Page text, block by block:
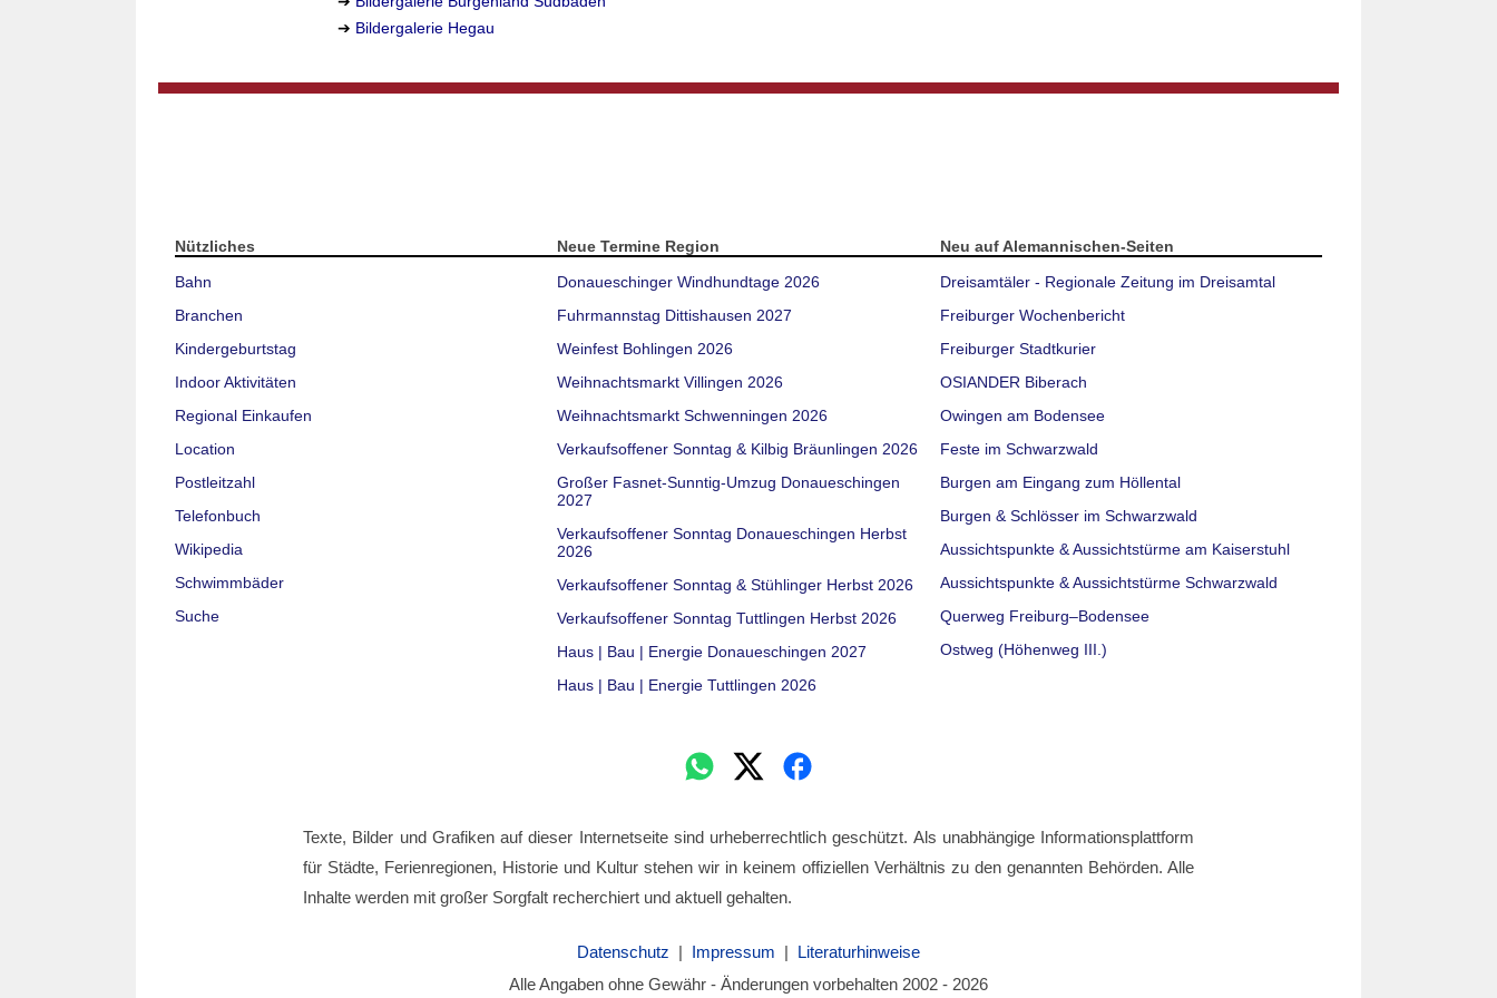
➔ Bildergalerie Hegau
Nützliches
Bahn
Branchen
Kindergeburtstag
Indoor Aktivitäten
Regional Einkaufen
Location
Postleitzahl
Telefonbuch
Wikipedia
Schwimmbäder
Suche
Neue Termine Region
Donaueschinger Windhundtage 2026
Fuhrmannstag Dittishausen 2027
Weinfest Bohlingen 2026
Weihnachtsmarkt Villingen 2026
Weihnachtsmarkt Schwenningen 2026
Verkaufsoffener Sonntag & Kilbig Bräunlingen 2026
Großer Fasnet-Sunntig-Umzug Donaueschingen
2027
Verkaufsoffener Sonntag Donaueschingen Herbst
2026
Verkaufsoffener Sonntag & Stühlinger Herbst 2026
Verkaufsoffener Sonntag Tuttlingen Herbst 2026
Haus | Bau | Energie Donaueschingen 2027
Haus | Bau | Energie Tuttlingen 2026
Neu auf Alemannischen-Seiten
Dreisamtäler - Regionale Zeitung im Dreisamtal
Freiburger Wochenbericht
Freiburger Stadtkurier
OSIANDER Biberach
Owingen am Bodensee
Feste im Schwarzwald
Burgen am Eingang zum Höllental
Burgen & Schlösser im Schwarzwald
Aussichtspunkte & Aussichtstürme am Kaiserstuhl
Aussichtspunkte & Aussichtstürme Schwarzwald
Querweg Freiburg–Bodensee
Ostweg (Höhenweg III.)
Texte, Bilder und Grafiken auf dieser Internetseite sind urheberrechtlich geschützt. Als unabhängige Informationsplattform
für Städte, Ferienregionen, Historie und Kultur stehen wir in keinem offiziellen Verhältnis zu den genannten Behörden. Alle
Inhalte werden mit großer Sorgfalt recherchiert und aktuell gehalten.
Datenschutz | Impressum | Literaturhinweise
Alle Angaben ohne Gewähr - Änderungen vorbehalten 2002 - 2026